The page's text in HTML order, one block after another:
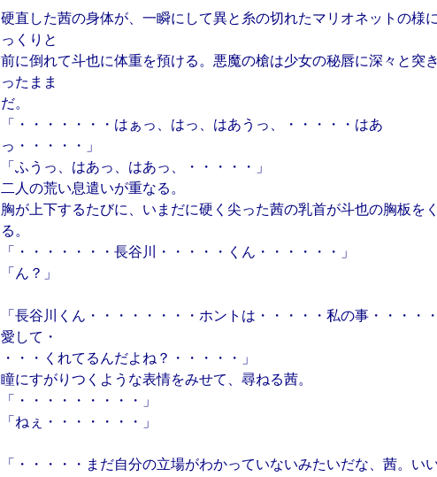
硬直した茜の身体が、一瞬にして異と糸の切れたマリオネットの様
っくりと
前に倒れて斗也に体重を預ける。悪魔の槍は少女の秘唇に深々と突
ったまま
だ。
「・・・・・・・はぁっ、はっ、はあうっ、・・・・・はあ
っ・・・・・」
「ふうっ、はあっ、はあっ、・・・・・」
二人の荒い息遣いが重なる。
胸が上下するたびに、いまだに硬く尖った茜の乳首が斗也の胸板を
る。
「・・・・・・・長谷川・・・・・くん・・・・・・」
「ん？」
「長谷川くん・・・・・・・・ホントは・・・・・私の事・・・・
愛して・
・・・くれてるんだよね？・・・・・」
瞳にすがりつくような表情をみせて、尋ねる茜。
「・・・・・・・・・」
「ねぇ・・・・・・・」
「・・・・・まだ自分の立場がわかっていないみたいだな、茜。いい